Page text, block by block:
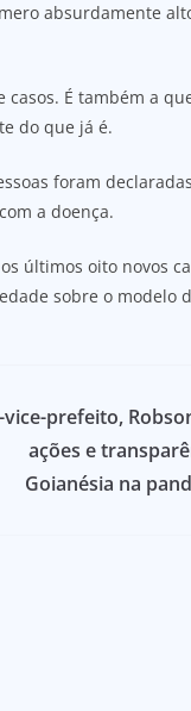
absurdamente
É também a
do que já é.
foram
a doença.
últimos oito novos
sobre o modelo
vice-prefeito,
ações e
Goianésia na